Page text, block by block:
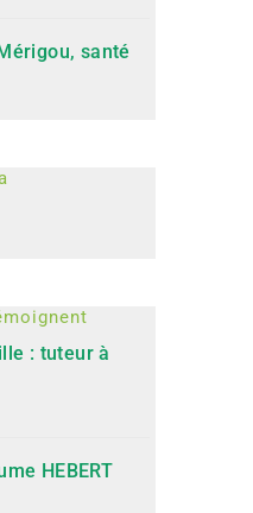
santé
: tuteur à
HEBERT